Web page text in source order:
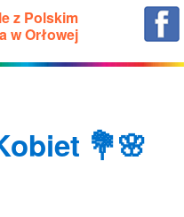
z Polskim
w Orłowej
💐🌸